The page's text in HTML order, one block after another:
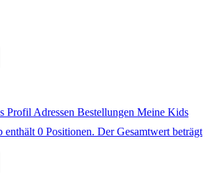
Profil Adressen Bestellungen Meine Kids
enthält 0 Positionen. Der Gesamtwert beträgt